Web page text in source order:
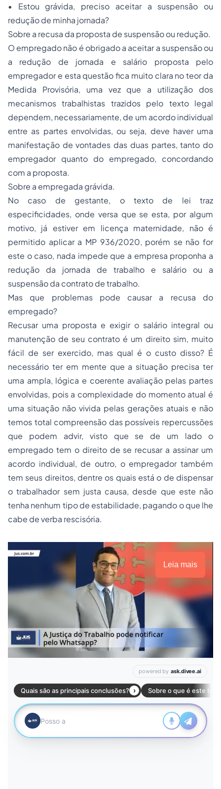
• Estou grávida, preciso aceitar a suspensão ou
redução de minha jornada?
Sobre a recusa da proposta de suspensão ou redução.
O empregado não é obrigado a aceitar a suspensão ou
a redução de jornada e salário proposta pelo
empregador e esta questão fica muito clara no teor da
Medida Provisória, uma vez que a utilização dos
mecanismos trabalhistas trazidos pelo texto legal
dependem, necessariamente, de um acordo individual
entre as partes envolvidas, ou seja, deve haver uma
manifestação de vontades das duas partes, tanto do
empregador quanto do empregado, concordando
com a proposta.
Sobre a empregada grávida.
No caso de gestante, o texto de lei traz
especificidades, onde versa que se esta, por algum
motivo, já estiver em licença maternidade, não é
permitido aplicar a MP 936/2020, porém se não for
este o caso, nada impede que a empresa proponha a
redução da jornada de trabalho e salário ou a
suspensão da contrato de trabalho.
Mas que problemas pode causar a recusa do
empregado?
Recusar uma proposta e exigir o salário integral ou
manutenção de seu contrato é um direito sim, muito
fácil de ser exercido, mas qual é o custo disso? É
necessário ter em mente que a situação precisa ter
uma ampla, lógica e coerente avaliação pelas partes
envolvidas, pois a complexidade do momento atual é
uma situação não vivida pelas gerações atuais e não
temos total compreensão das possíveis repercussões
que podem advir, visto que se de um lado o
empregado tem o direito de se recusar a assinar um
acordo individual, de outro, o empregador também
tem seus direitos, dentre os quais está o de dispensar
o trabalhador sem justa causa, desde que este não
tenha nenhum tipo de estabilidade, pagando o que lhe
cabe de verba rescisória.
Leia mais